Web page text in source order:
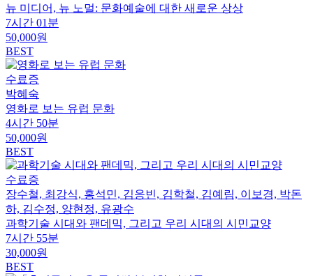
뉴 미디어, 뉴 노멀: 문화예술에 대한 새로운 상상
7시간 01분
50,000원
BEST
수료증
박혜숙
영화로 보는 유럽 문화
4시간 50분
50,000원
BEST
수료증
장수철, 최강식, 홍석민, 김응빈, 김학철, 김예림, 이보경, 박돈
하, 김수정, 양현정, 유광수
과학기술 시대와 팬데믹, 그리고 우리 시대의 시민교양
7시간 55분
30,000원
BEST